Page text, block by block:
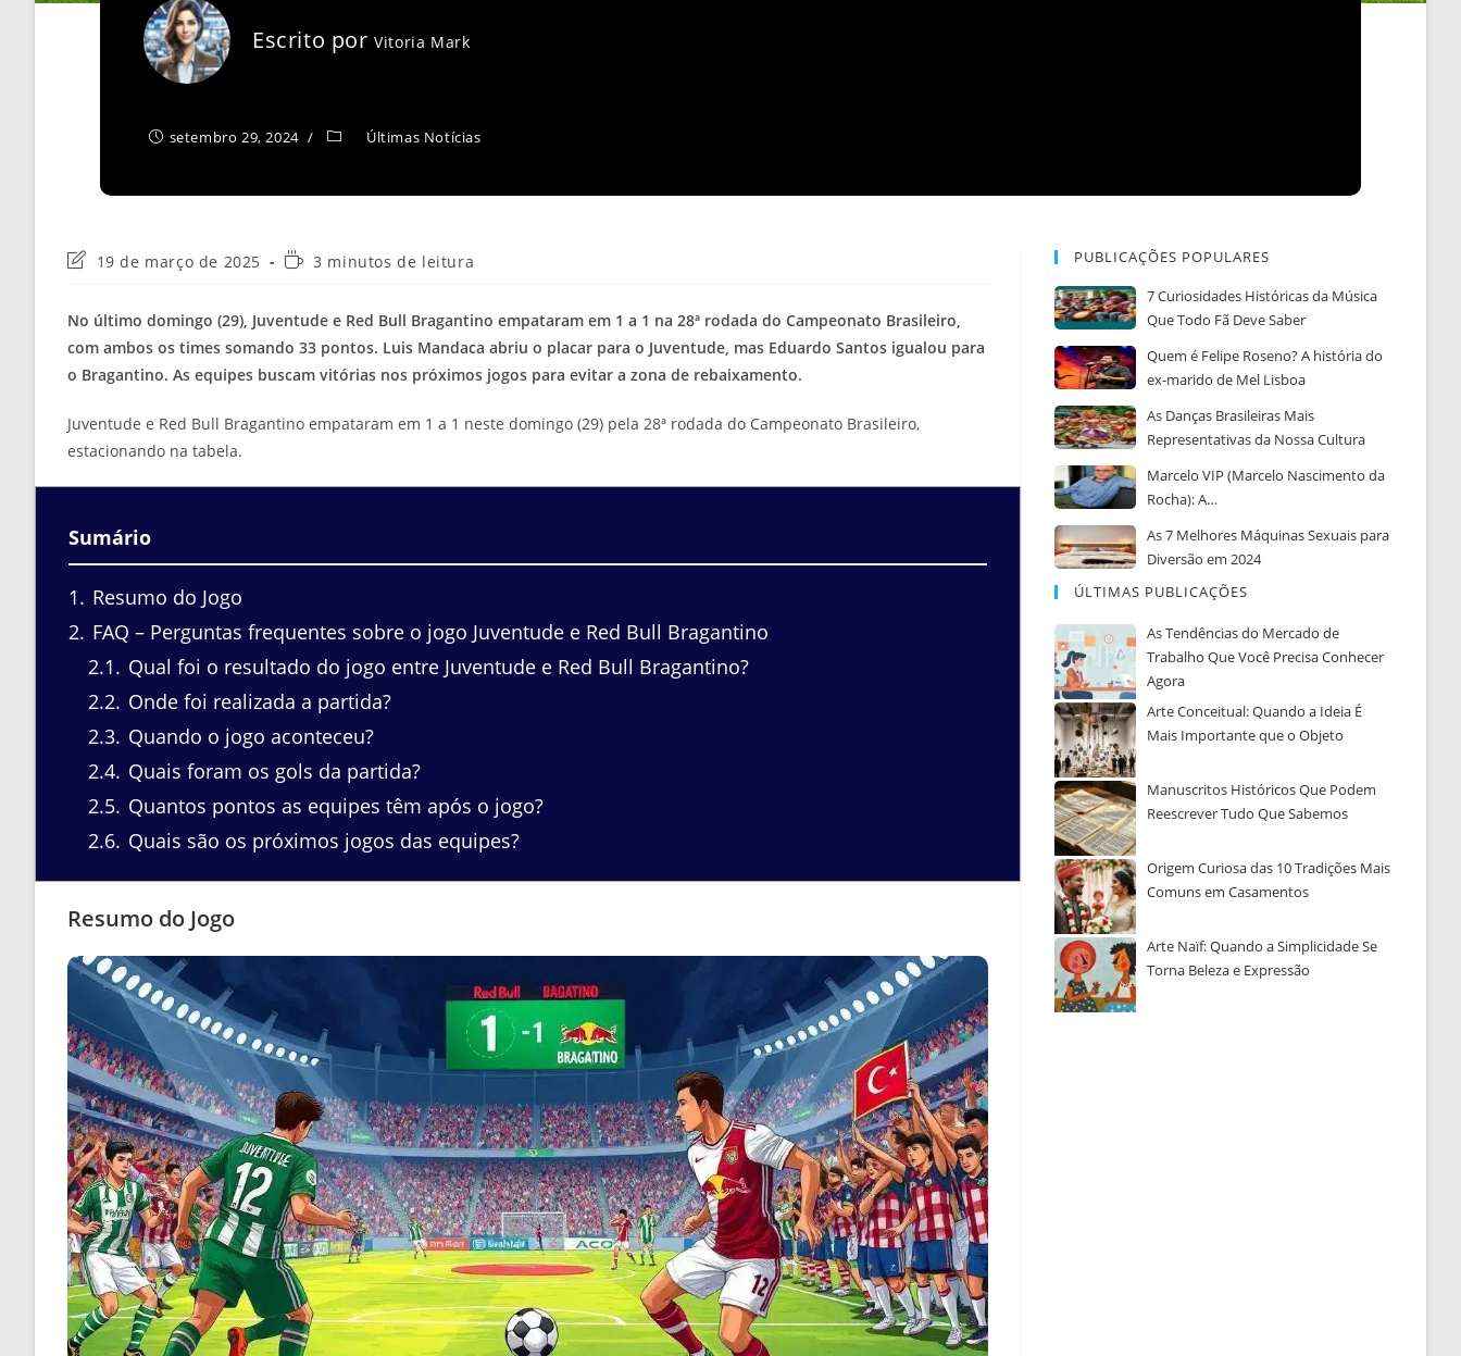
Escrito porVitoria Mark
setembro 29, 2024 Últimas Notícias
Última
post:
19 de março de 2025
Tempo3 minutos de leitura
No último domingo (29), Juventude e Red Bull Bragantino empataram em 1 a 1 na 28ª rodada do Campeonato Brasileiro,
com ambos os times somando 33 pontos. Luis Mandaca abriu o placar para o Juventude, mas Eduardo Santos igualou para
o Bragantino. As equipes buscam vitórias nos próximos jogos para evitar a zona de rebaixamento.
Juventude e Red Bull Bragantino empataram em 1 a 1 neste domingo (29) pela 28ª rodada do Campeonato Brasileiro,
estacionando na tabela.
Sumário
1
Resumo do Jogo
2 FAQ – Perguntas frequentes sobre o jogo Juventude e Red Bull Bragantino
2.1
Qual foi o resultado do jogo entre Juventude e Red Bull Bragantino?
2.2 Onde foi realizada a partida?
2.3 Quando o jogo aconteceu?
2.4 Quais foram os gols da partida?
2.5 Quantos pontos as equipes têm após o jogo?
2.6 Quais são os próximos jogos das equipes?
Resumo do Jogo
PUBLICAÇÕES POPULARES
7 Curiosidades Históricas da Música
Que Todo Fã Deve Saber
Quem é Felipe Roseno? A história do
ex-marido de Mel Lisboa
As Danças Brasileiras Mais
Representativas da Nossa Cultura
Marcelo VIP (Marcelo Nascimento da
Rocha): A…
As 7 Melhores Máquinas Sexuais para
Diversão em 2024
ÚLTIMAS PUBLICAÇÕES
As Tendências do Mercado de
Trabalho Que Você Precisa Conhecer
Agora
Arte Conceitual: Quando a Ideia É
Mais Importante que o Objeto
Manuscritos Históricos Que Podem
Reescrever Tudo Que Sabemos
Origem Curiosa das 10 Tradições Mais
Comuns em Casamentos
Arte Naïf: Quando a Simplicidade Se
Torna Beleza e Expressão